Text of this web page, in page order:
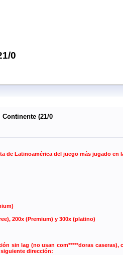
0
(21/0
de Latinoamérica del juego más jugado en
200x (Premium) y 300x (platino)
sin lag (no usan com*****doras
dirección: